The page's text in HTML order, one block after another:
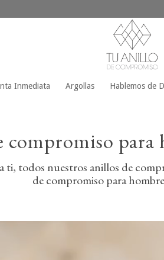
Inmediata Argollas Hablemos de
compromiso
ti, todos nuestros anillos de
de compromiso para